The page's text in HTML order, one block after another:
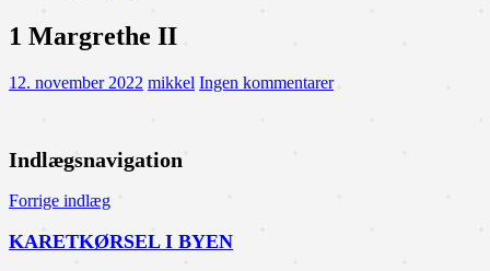
1 Margrethe II
12. november 2022 mikkel Ingen kommentarer
Indlægsnavigation
Forrige indlæg
KARETKØRSEL I BYEN